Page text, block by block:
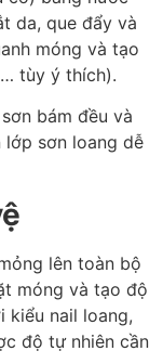
da, que đẩy và
móng và tạo
tùy ý thích).
bám đều và
lớp sơn loang dễ
lên toàn bộ
móng và tạo độ
kiểu nail loang,
độ tự nhiên cần